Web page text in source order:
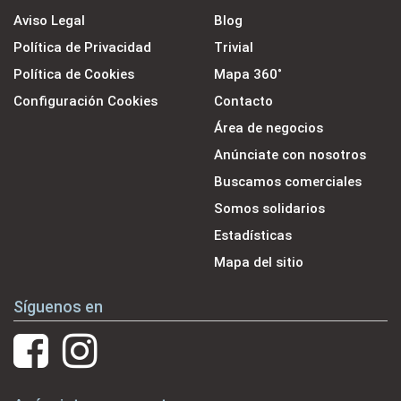
Aviso Legal
Política de Privacidad
Política de Cookies
Configuración Cookies
Blog
Trivial
Mapa 360˚
Contacto
Área de negocios
Anúnciate con nosotros
Buscamos comerciales
Somos solidarios
Estadísticas
Mapa del sitio
Síguenos en